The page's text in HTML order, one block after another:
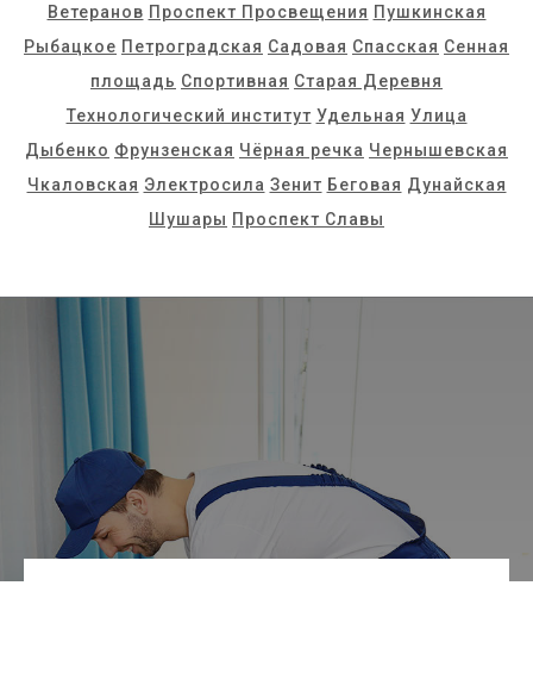
Ветеранов Проспект Просвещения Пушкинская
Рыбацкое Петроградская Садовая Спасская Сенная
площадь Спортивная Старая Деревня
Технологический институт Удельная Улица
Дыбенко Фрунзенская Чёрная речка Чернышевская
Чкаловская Электросила Зенит Беговая Дунайская
Шушары Проспект Славы